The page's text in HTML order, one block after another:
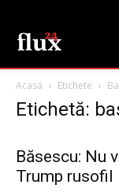
Acasă Etichete
Etichetă:
Băsescu: Nu
Trump rusofil